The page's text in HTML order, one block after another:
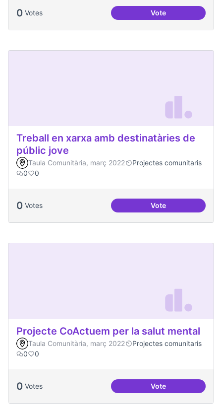
0 Votes VoteEspai Jove
Treball en xarxa amb destinatàries de
públic jove
Taula Comunitària, març 2022
Projectes comunitaris
0
0
0 Votes VoteTreball en xarxa
Projecte CoActuem per la salut mental
Taula Comunitària, març 2022
Projectes comunitaris
0
0
0 Votes VoteProjecte